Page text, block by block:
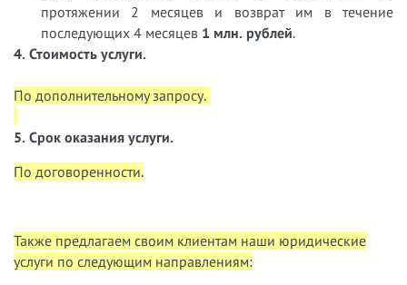
протяжении 2 месяцев и возврат им в течение
последующих 4 месяцев 1 млн. рублей.
4. Стоимость услуги.
По дополнительному запросу.
5. Срок оказания услуги.
По договоренности.
Также предлагаем своим клиентам наши юридические
услуги по следующим направлениям: